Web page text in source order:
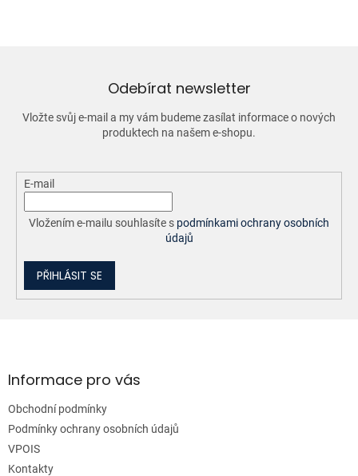
Odebírat newsletter
Vložte svůj e-mail a my vám budeme zasílat informace o nových
produktech na našem e-shopu.
E-mail
Vložením e-mailu souhlasíte s podmínkami ochrany osobních
údajů
PŘIHLÁSIT SE
aInformace pro vás
Obchodní podmínky
Podmínky ochrany osobních údajů
VPOIS
Kontakty